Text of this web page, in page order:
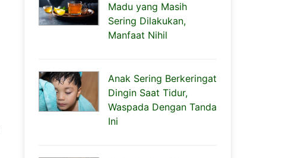
Madu yang Masih
Sering Dilakukan,
Manfaat Nihil
Anak Sering Berkeringat
Dingin Saat Tidur,
Waspada Dengan Tanda
Ini